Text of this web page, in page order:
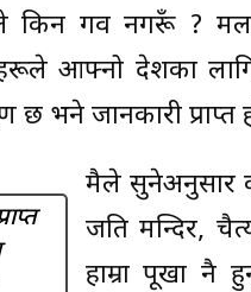
किन गर्व नगरूँ ?
आफ्नो देशका
छ भने जानकारी प्राप्त
मैले सुनेअनुसार
जति मन्दिर,
हाम्रा पूर्खा